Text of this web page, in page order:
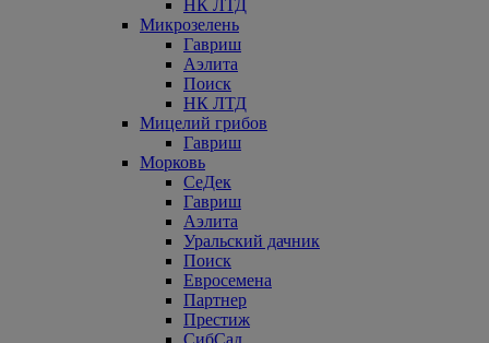
НК ЛТД
Микрозелень
Гавриш
Аэлита
Поиск
НК ЛТД
Мицелий грибов
Гавриш
Морковь
СеДек
Гавриш
Аэлита
Уральский дачник
Поиск
Евросемена
Партнер
Престиж
СибСад